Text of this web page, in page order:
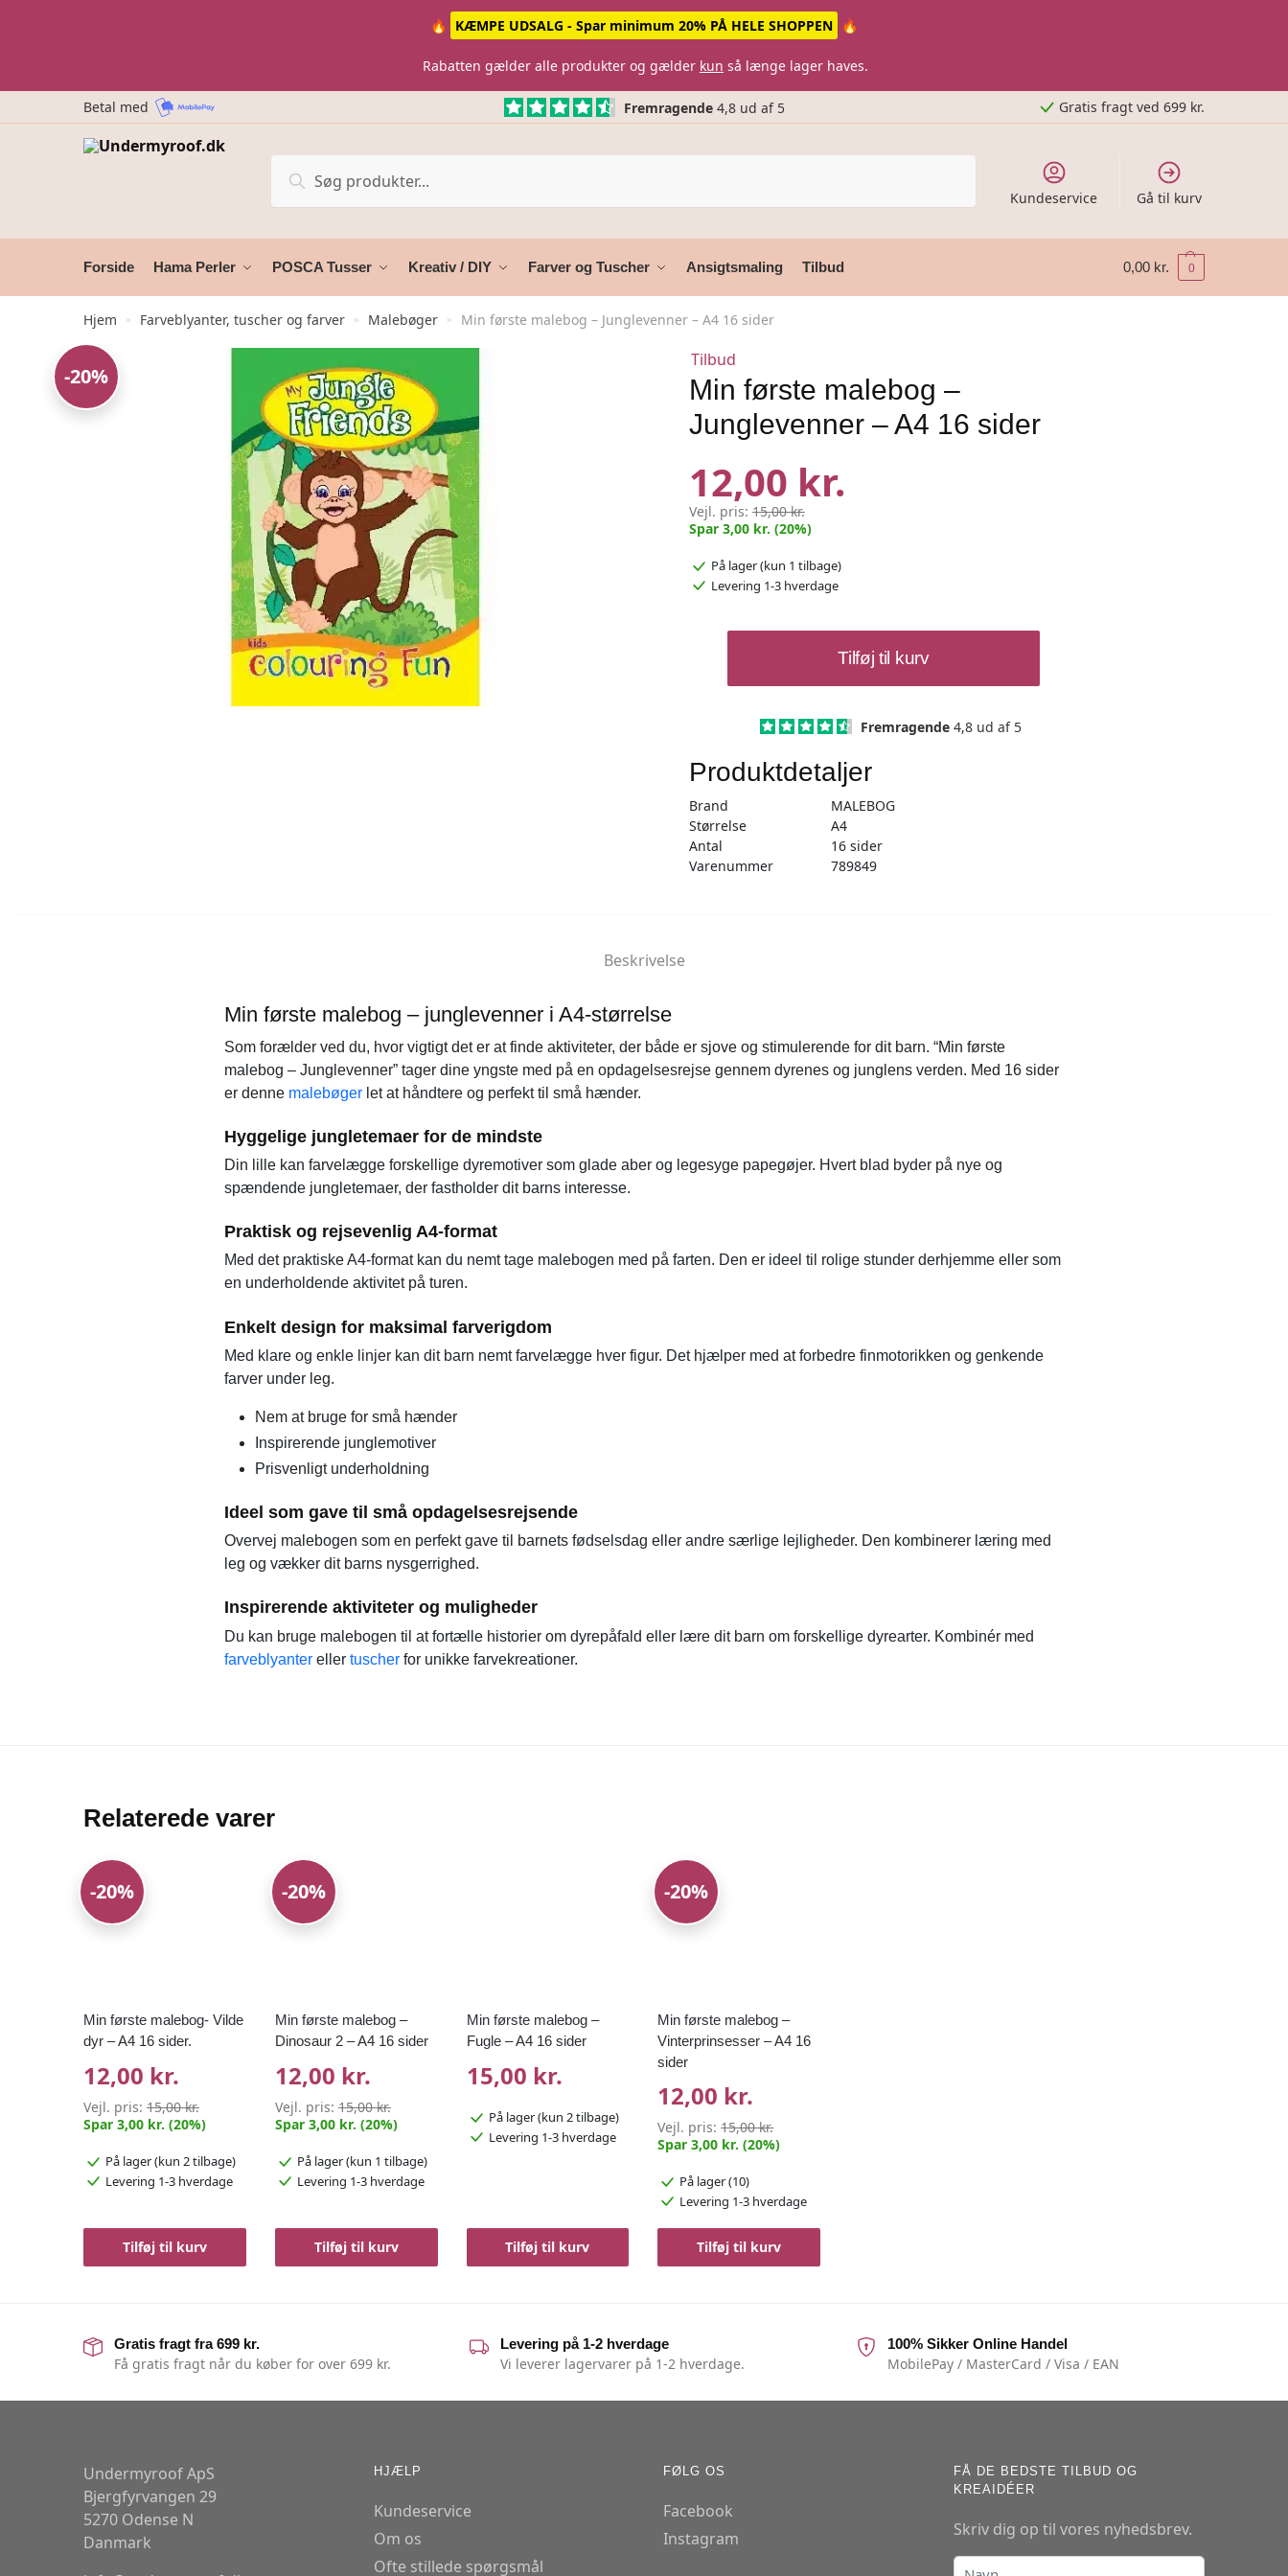
🔥 KÆMPE UDSALG - Spar minimum 20% PÅ HELE SHOPPEN 🔥
Rabatten gælder alle produkter og gælder kun så længe lager haves.
Betal med Fremragende4,8 ud af 5 Gratis fragt ved 699 kr.
efter:
Søg
Kundeservice Gå til kurv
Forside Hama Perler POSCA Tusser Kreativ / DIY Farver og Tuscher Ansigtsmaling Tilbud 0,00 kr. 0
Hjem » Farveblyanter, tuscher og farver » Malebøger » Min første malebog – Junglevenner – A4 16 sider
-20%
Tilbud
Min første malebog –
Junglevenner – A4 16 sider
12,00 kr.
Vejl. pris:15,00 kr.
Spar 3,00 kr. (20%)
På lager(kun 1 tilbage)
Levering 1-3 hverdage
malebog
Junglevenner
A4
16
sider
antal
Tilføj til kurv
Fremragende4,8 ud af 5
Produktdetaljer
Brand
MALEBOG
Størrelse
A4
Antal
16 sider
Varenummer
789849
Beskrivelse
Min første malebog – junglevenner i A4-størrelse
Som forælder ved du, hvor vigtigt det er at finde aktiviteter, der både er sjove og stimulerende for dit barn. “Min første
malebog – Junglevenner” tager dine yngste med på en opdagelsesrejse gennem dyrenes og junglens verden. Med 16 sider
er denne malebøgerlet at håndtere og perfekt til små hænder.
Hyggelige jungletemaer for de mindste
Din lille kan farvelægge forskellige dyremotiver som glade aber og legesyge papegøjer. Hvert blad byder på nye og
spændende jungletemaer, der fastholder dit barns interesse.
Praktisk og rejsevenlig A4-format
Med det praktiske A4-format kan du nemt tage malebogen med på farten. Den er ideel til rolige stunder derhjemme eller som
en underholdende aktivitet på turen.
Enkelt design for maksimal farverigdom
Med klare og enkle linjer kan dit barn nemt farvelægge hver figur. Det hjælper med at forbedre finmotorikken og genkende
farver under leg.
Nem at bruge for små hænder
Inspirerende junglemotiver
Prisvenligt underholdning
Ideel som gave til små opdagelsesrejsende
Overvej malebogen som en perfekt gave til barnets fødselsdag eller andre særlige lejligheder. Den kombinerer læring med
leg og vækker dit barns nysgerrighed.
Inspirerende aktiviteter og muligheder
Du kan bruge malebogen til at fortælle historier om dyrepåfald eller lære dit barn om forskellige dyrearter. Kombinér med
farveblyantereller tuscherfor unikke farvekreationer.
Relaterede varer
-20%
Min første malebog- Vilde
dyr – A4 16 sider.
12,00 kr.
Vejl. pris:15,00 kr.
Spar 3,00 kr. (20%)
På lager(kun 2 tilbage)
Levering 1-3 hverdage
Tilføj til kurv
-20%
Min første malebog –
Dinosaur 2 – A4 16 sider
12,00 kr.
Vejl. pris:15,00 kr.
Spar 3,00 kr. (20%)
På lager(kun 1 tilbage)
Levering 1-3 hverdage
Tilføj til kurv
Min første malebog –
Fugle – A4 16 sider
15,00 kr.
På lager(kun 2 tilbage)
Levering 1-3 hverdage
Tilføj til kurv
-20%
Min første malebog –
Vinterprinsesser – A4 16
sider
12,00 kr.
Vejl. pris:15,00 kr.
Spar 3,00 kr. (20%)
På lager (10)
Levering 1-3 hverdage
Tilføj til kurv
Gratis fragt fra 699 kr.
Få gratis fragt når du køber for over 699 kr.
Levering på 1-2 hverdage
Vi leverer lagervarer på 1-2 hverdage.
100% Sikker Online Handel
MobilePay / MasterCard / Visa / EAN
Undermyroof ApS
Bjergfyrvangen 29
5270 Odense N
Danmark
HJÆLP
Kundeservice
Om os
Ofte stillede spørgsmål
FØLG OS
Facebook
Instagram
FÅ DE BEDSTE TILBUD OG
KREAIDÉER
Skriv dig op til vores nyhedsbrev.